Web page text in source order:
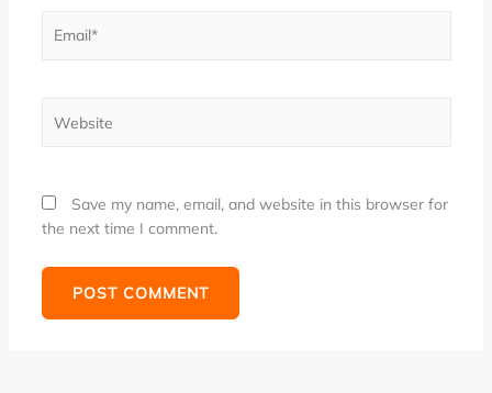
Save my name, email, and website in this browser for
the next time I comment.